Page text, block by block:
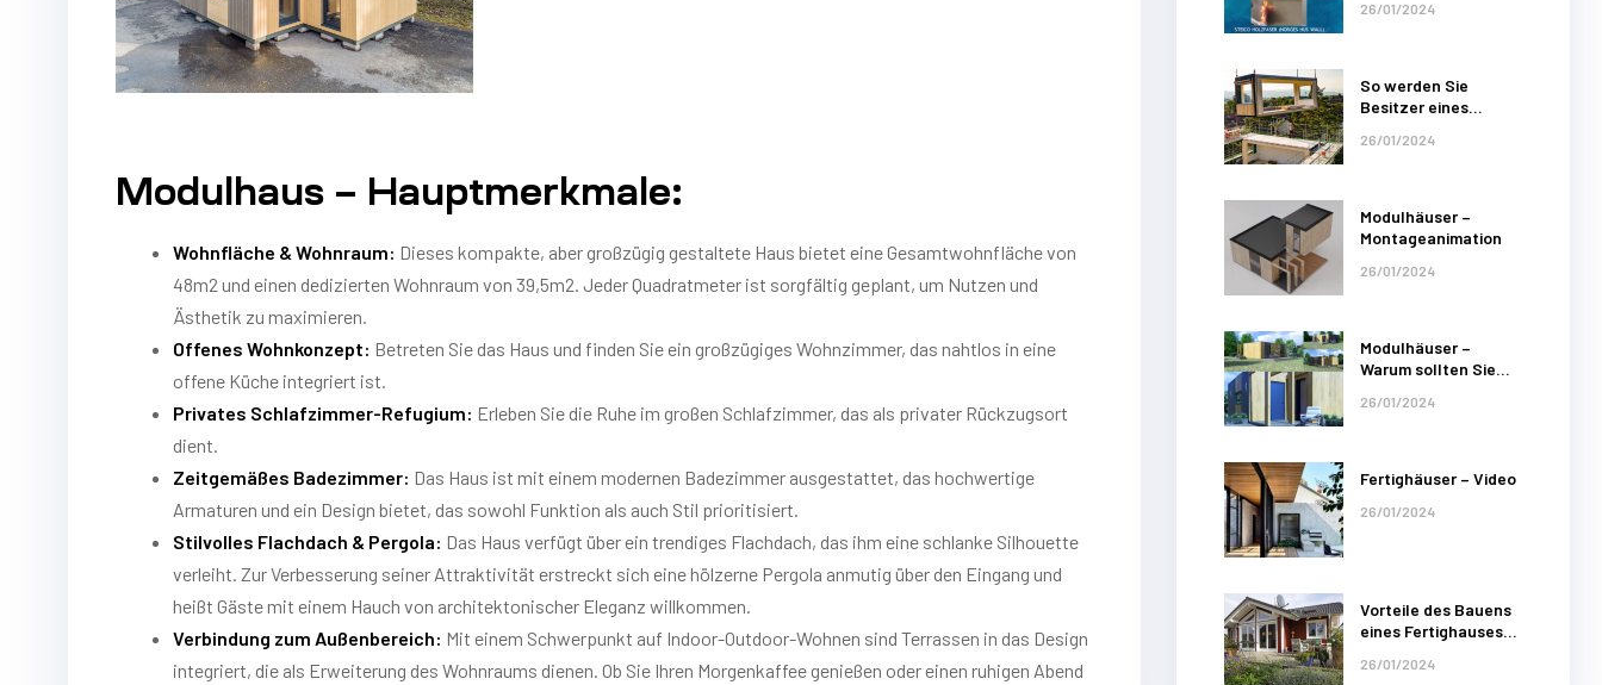
Modulhaus – Hauptmerkmale:
Wohnfläche & Wohnraum: Dieses kompakte, aber großzügig gestaltete Haus bietet eine Gesamtwohnfläche von
48m2 und einen dedizierten Wohnraum von 39,5m2. Jeder Quadratmeter ist sorgfältig geplant, um Nutzen und
Ästhetik zu maximieren.
Offenes Wohnkonzept: Betreten Sie das Haus und finden Sie ein großzügiges Wohnzimmer, das nahtlos in eine
offene Küche integriert ist.
Privates Schlafzimmer-Refugium: Erleben Sie die Ruhe im großen Schlafzimmer, das als privater Rückzugsort
dient.
Zeitgemäßes Badezimmer: Das Haus ist mit einem modernen Badezimmer ausgestattet, das hochwertige
Armaturen und ein Design bietet, das sowohl Funktion als auch Stil prioritisiert.
Stilvolles Flachdach & Pergola: Das Haus verfügt über ein trendiges Flachdach, das ihm eine schlanke Silhouette
verleiht. Zur Verbesserung seiner Attraktivität erstreckt sich eine hölzerne Pergola anmutig über den Eingang und
heißt Gäste mit einem Hauch von architektonischer Eleganz willkommen.
Verbindung zum Außenbereich: Mit einem Schwerpunkt auf Indoor-Outdoor-Wohnen sind Terrassen in das Design
integriert, die als Erweiterung des Wohnraums dienen. Ob Sie Ihren Morgenkaffee genießen oder einen ruhigen Abend
26/01/2024
So werden Sie
Besitzer eines
Modulhauses!
26/01/2024
Modulhäuser –
Montageanimation
26/01/2024
Modulhäuser –
Warum sollten Sie
Hus Modulhaus
26/01/2024
Fertighäuser – Video
26/01/2024
Vorteile des Bauens
eines Fertighauses
Norges Hus
26/01/2024